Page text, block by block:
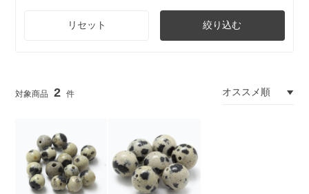
リセット 絞り込む
2